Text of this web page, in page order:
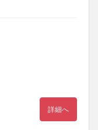
詳細へ